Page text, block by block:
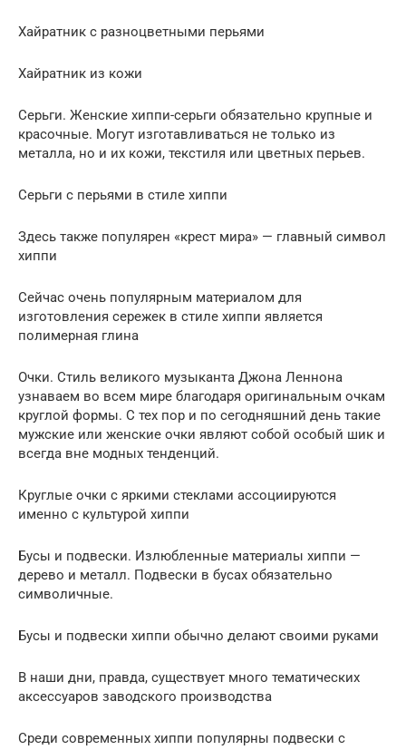
Хайратник с разноцветными перьями
Хайратник из кожи
Серьги. Женские хиппи-серьги обязательно крупные и
красочные. Могут изготавливаться не только из
металла, но и их кожи, текстиля или цветных перьев.
Серьги с перьями в стиле хиппи
Здесь также популярен «крест мира» — главный символ
хиппи
Сейчас очень популярным материалом для
изготовления сережек в стиле хиппи является
полимерная глина
Очки. Стиль великого музыканта Джона Леннона
узнаваем во всем мире благодаря оригинальным очкам
круглой формы. С тех пор и по сегодняшний день такие
мужские или женские очки являют собой особый шик и
всегда вне модных тенденций.
Круглые очки с яркими стеклами ассоциируются
именно с культурой хиппи
Бусы и подвески. Излюбленные материалы хиппи —
дерево и металл. Подвески в бусах обязательно
символичные.
Бусы и подвески хиппи обычно делают своими руками
В наши дни, правда, существует много тематических
аксессуаров заводского производства
Среди современных хиппи популярны подвески с